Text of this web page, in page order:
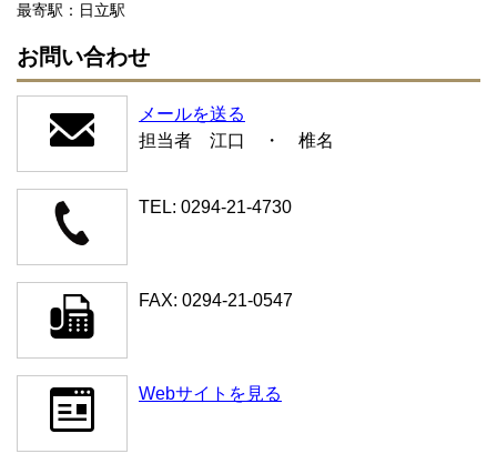
最寄駅：日立駅
お問い合わせ
メールを送る
担当者 江口 ・ 椎名
TEL: 0294-21-4730
FAX: 0294-21-0547
Webサイトを見る